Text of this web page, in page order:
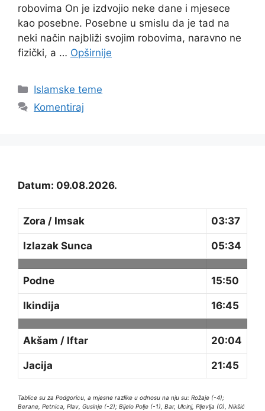
robovima On je izdvojio neke dane i mjesece
kao posebne. Posebne u smislu da je tad na
neki način najbliži svojim robovima, naravno ne
fizički, a … Opširnije
Kategorije
Islamske teme
Komentiraj
Datum: 09.08.2026.
Zora / Imsak 03:37
Izlazak Sunca 05:34
Podne 15:50
Ikindija 16:45
Akšam / Iftar 20:04
Jacija 21:45
Tablice su za Podgoricu, a mjesne razlike u odnosu na nju su: Rožaje (-4);
Berane, Petnica, Plav, Gusinje (-2); Bijelo Polje (-1), Bar, Ulcinj, Pljevlja (0), Nikšić